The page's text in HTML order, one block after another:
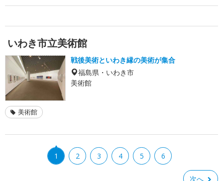
いわき市立美術館
戦後美術といわき縁の美術が集合
福島県・いわき市
美術館
美術館
1 2 3 4 5 6
次へ